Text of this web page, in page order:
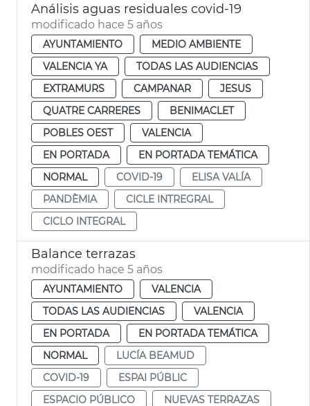
Análisis aguas residuales covid-19
modificado hace 5 años
AYUNTAMIENTO
MEDIO AMBIENTE
VALENCIA YA
TODAS LAS AUDIENCIAS
EXTRAMURS
CAMPANAR
JESUS
QUATRE CARRERES
BENIMACLET
POBLES OEST
VALENCIA
EN PORTADA
EN PORTADA TEMÁTICA
NORMAL
COVID-19
ELISA VALÍA
PANDÈMIA
CICLE INTREGRAL
CICLO INTEGRAL
Balance terrazas
modificado hace 5 años
AYUNTAMIENTO
VALENCIA
TODAS LAS AUDIENCIAS
VALENCIA
EN PORTADA
EN PORTADA TEMÁTICA
NORMAL
LUCÍA BEAMUD
COVID-19
ESPAI PÚBLIC
ESPACIO PÚBLICO
NUEVAS TERRAZAS